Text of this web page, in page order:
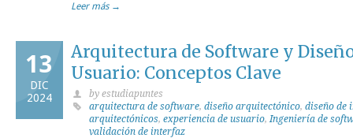
Leer más →
13
DIC
2024
Arquitectura de Software y
Usuario: Conceptos Clave
by estudiapuntes
arquitectura de software, diseño arquitectónico, diseño de
arquitectónicos, experiencia de usuario,Ingeniería de
validación de interfaz